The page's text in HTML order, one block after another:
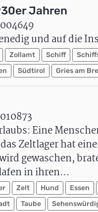
Jahren
und auf die
Zollamt Schiff
Südtirol Gries am
Eine
Zeltlager hat
gewaschen,
in ihren…
Zelt Hund Essen
Taube